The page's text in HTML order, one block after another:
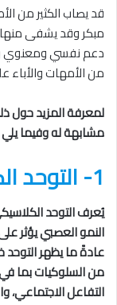
قد يصاب الكثير من
مبكر وقد يشفى منها
دعم نفسي ومعنوي
من الأمهات والأباء
لمعرفة المزيد حول
مشابهة له وفيما
1- التوحد الكلاسيكي
يُعرف التوحد
النمو العصبي يؤثر
عادةً ما يظهر التوحد
من السلوكيات بما
التفاعل الاجتماعي،